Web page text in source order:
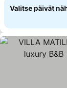
Valitse päivät